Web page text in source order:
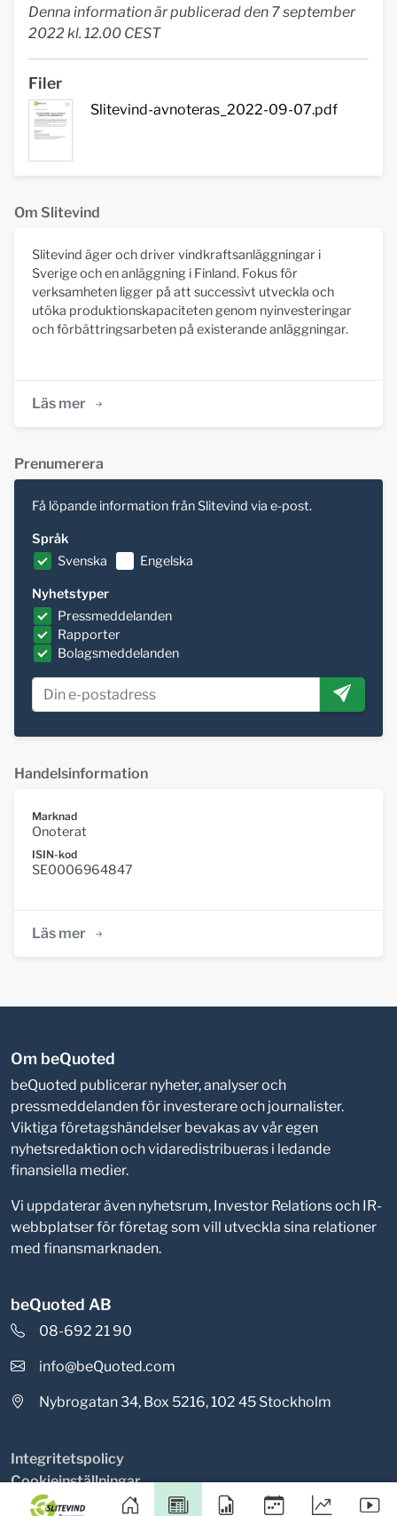
Denna information är publicerad den 7 september
2022 kl. 12.00 CEST
Filer
Slitevind-avnoteras_2022-09-07.pdf
Om Slitevind
Slitevind äger och driver vindkraftsanläggningar i
Sverige och en anläggning i Finland. Fokus för
verksamheten ligger på att successivt utveckla och
utöka produktionskapaciteten genom nyinvesteringar
och förbättringsarbeten på existerande anläggningar.
Läs mer
Prenumerera
Få löpande information från Slitevind via e-post.
Språk
Svenska
Engelska
Nyhetstyper
Pressmeddelanden
Rapporter
Bolagsmeddelanden
Handelsinformation
Marknad
Onoterat
ISIN-kod
SE0006964847
Läs mer
Om beQuoted
beQuoted publicerar nyheter, analyser och
pressmeddelanden för investerare och journalister.
Viktiga företagshändelser bevakas av vår egen
nyhetsredaktion och vidaredistribueras i ledande
finansiella medier.
Vi uppdaterar även nyhetsrum, Investor Relations och IR-
webbplatser för företag som vill utveckla sina relationer
med finansmarknaden.
beQuoted AB
08-692 21 90
info@beQuoted.com
Nybrogatan 34, Box 5216, 102 45 Stockholm
Integritetspolicy
Cookieinställningar